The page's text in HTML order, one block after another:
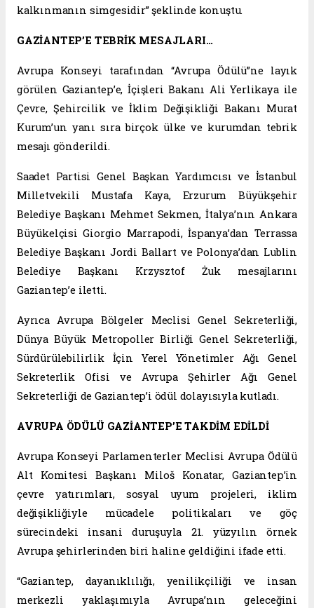
kalkınmanın simgesidir” şeklinde konuştu.
GAZİANTEP’E TEBRİK MESAJLARI…
Avrupa Konseyi tarafından “Avrupa Ödülü”ne layık
görülen Gaziantep’e, İçişleri Bakanı Ali Yerlikaya ile
Çevre, Şehircilik ve İklim Değişikliği Bakanı Murat
Kurum’un yanı sıra birçok ülke ve kurumdan tebrik
mesajı gönderildi.
Saadet Partisi Genel Başkan Yardımcısı ve İstanbul
Milletvekili Mustafa Kaya, Erzurum Büyükşehir
Belediye Başkanı Mehmet Sekmen, İtalya’nın Ankara
Büyükelçisi Giorgio Marrapodi, İspanya’dan Terrassa
Belediye Başkanı Jordi Ballart ve Polonya’dan Lublin
Belediye Başkanı Krzysztof Żuk mesajlarını
Gaziantep’e iletti.
Ayrıca Avrupa Bölgeler Meclisi Genel Sekreterliği,
Dünya Büyük Metropoller Birliği Genel Sekreterliği,
Sürdürülebilirlik İçin Yerel Yönetimler Ağı Genel
Sekreterlik Ofisi ve Avrupa Şehirler Ağı Genel
Sekreterliği de Gaziantep’i ödül dolayısıyla kutladı.
AVRUPA ÖDÜLÜ GAZİANTEP’E TAKDİM EDİLDİ
Avrupa Konseyi Parlamenterler Meclisi Avrupa Ödülü
Alt Komitesi Başkanı Miloš Konatar, Gaziantep’in
çevre yatırımları, sosyal uyum projeleri, iklim
değişikliğiyle mücadele politikaları ve göç
sürecindeki insani duruşuyla 21. yüzyılın örnek
Avrupa şehirlerinden biri haline geldiğini ifade etti.
“Gaziantep, dayanıklılığı, yenilikçiliği ve insan
merkezli yaklaşımıyla Avrupa’nın geleceğini